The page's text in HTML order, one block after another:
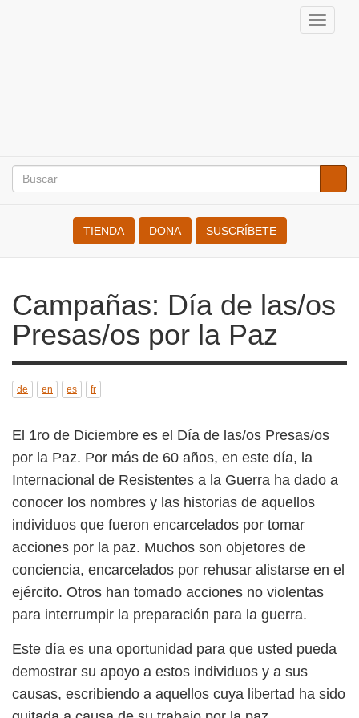
a
la
Guerra
Search
Buscar
TIENDA DONA SUSCRÍBETE
Campañas: Día de las/os
Presas/os por la Paz
de en es fr
El 1ro de Diciembre es el Día de las/os Presas/os
por la Paz. Por más de 60 años, en este día, la
Internacional de Resistentes a la Guerra ha
dado a conocer los nombres y las historias de
aquellos individuos que fueron encarcelados
por tomar acciones por la paz. Muchos son
objetores de conciencia, encarcelados por
rehusar alistarse en el ejército. Otros han
tomado acciones no violentas para interrumpir
Este día es una oportunidad para que usted
pueda demostrar su apoyo a estos individuos y